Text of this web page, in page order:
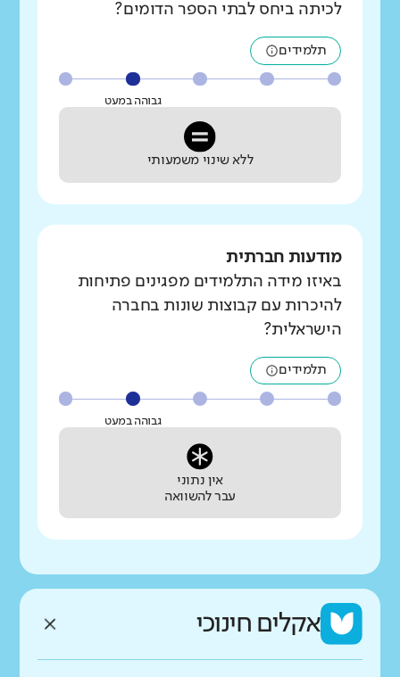
לכיתה ביחס לבתי הספר הדומים?
תלמידים
גבוהה במעט
ללא שינוי משמעותי
מודעות חברתית
באיזו מידה התלמידים מפגינים פתיחות
להיכרות עם קבוצות שונות בחברה
הישראלית?
תלמידים
גבוהה במעט
אין נתוני
עבר להשוואה
אקלים חינוכי